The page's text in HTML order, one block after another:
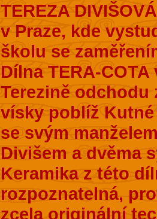
TEREZA
v Praze, kde
školu se
Dílna TERA-
Terezině odchodu
vísky poblíž Kutné
se svým
Divišem a dvěma
Keramika z této
rozpoznatelná,
zcela originální